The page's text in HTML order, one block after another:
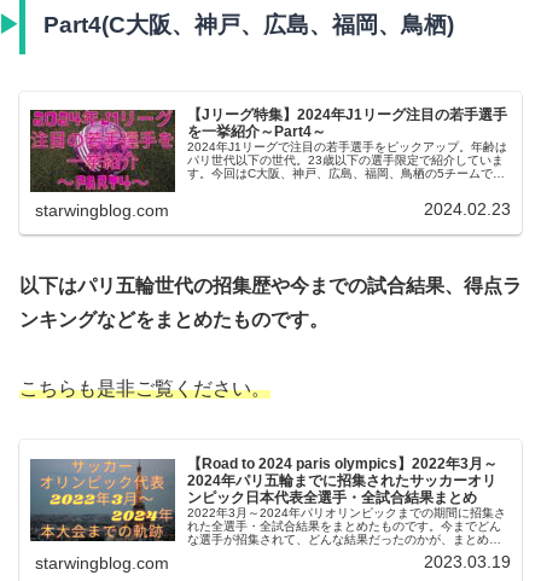
Part4(C大阪、神戸、広島、福岡、鳥栖)
【Jリーグ特集】2024年J1リーグ注目の若手選手
を一挙紹介～Part4～
2024年J1リーグで注目の若手選手をピックアップ。年齢は
パリ世代以下の世代。23歳以下の選手限定で紹介していま
す。今回はC大阪、神戸、広島、福岡、鳥栖の5チームで
starwingblog.com 2024.02.23
以下はパリ五輪世代の招集歴や今までの試合結果、得点ラ
ンキングなどをまとめたものです。
こちらも是非ご覧ください。
【Road to 2024 paris olympics】2022年3月～
2024年パリ五輪までに招集されたサッカーオリ
ンピック日本代表全選手・全試合結果まとめ
2022年3月～2024年パリオリンピックまでの期間に招集さ
れた全選手・全試合結果をまとめたものです。今までどん
な選手が招集されて、どんな結果だったのかが、まとめて
starwingblog.com 2023.03.19